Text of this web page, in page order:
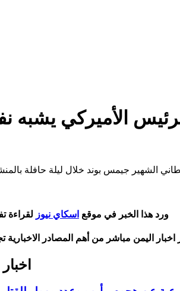
الشهير جيمس بوند خلال ليلة حافلة
ورد هذا الخبر في موقع اسكاي نيوز لقراءة
اخبار اليمن مباشر من أهم المصادر الاخبارية